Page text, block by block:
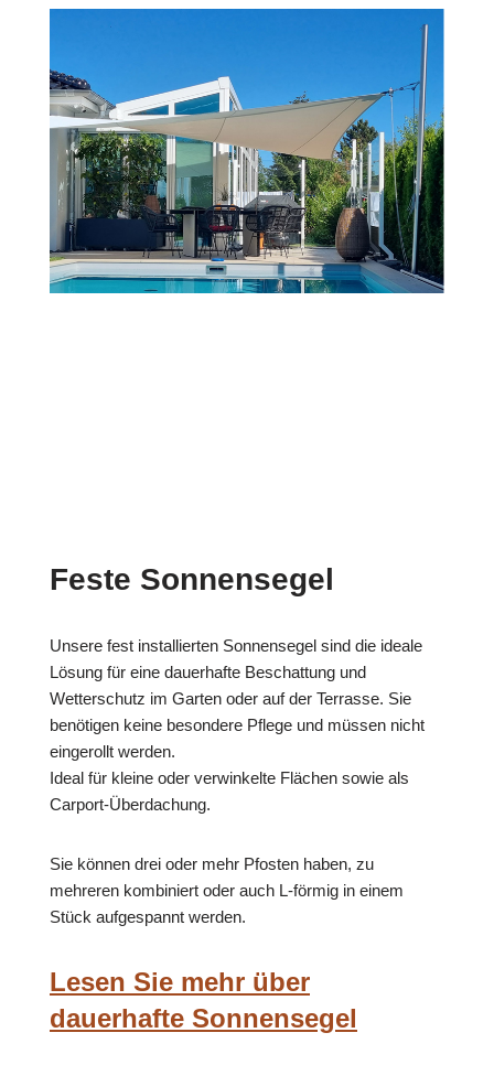
Feste Sonnensegel
Unsere fest installierten Sonnensegel sind die ideale
Lösung für eine dauerhafte Beschattung und
Wetterschutz im Garten oder auf der Terrasse. Sie
benötigen keine besondere Pflege und müssen nicht
eingerollt werden.
Ideal für kleine oder verwinkelte Flächen sowie als
Carport-Überdachung.
Sie können drei oder mehr Pfosten haben, zu
mehreren kombiniert oder auch L-förmig in einem
Stück aufgespannt werden.
Lesen Sie mehr über
dauerhafte Sonnensegel